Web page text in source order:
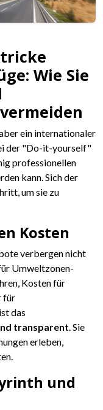
Wie Sie
ein internationaler
der "Do-it-yourself"
professionellen
kann. Sich der
um sie zu
Kosten
verbergen nicht
Umweltzonen-
Kosten für
für
das
transparent. Sie
erleben,
und